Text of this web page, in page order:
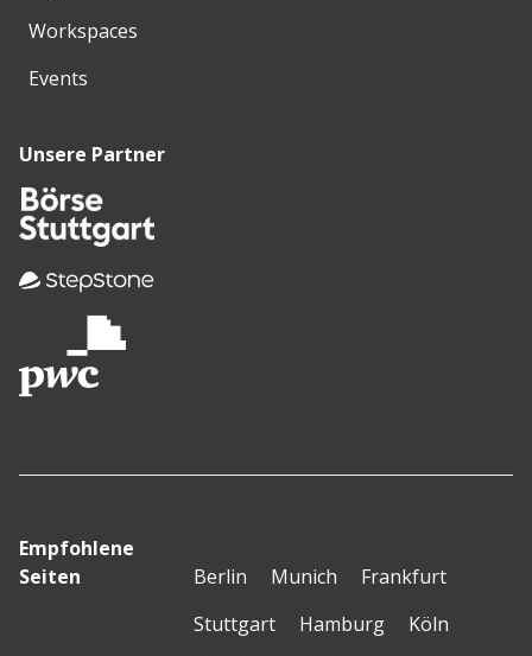
Workspaces
Events
Unsere Partner
Empfohlene
Seiten
Berlin Munich
Frankfurt
Stuttgart
Hamburg
Köln